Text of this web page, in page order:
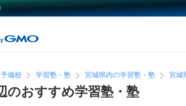
備校 学習塾・塾 宮城県内の学習塾・塾 宮城
のおすすめ学習塾・塾